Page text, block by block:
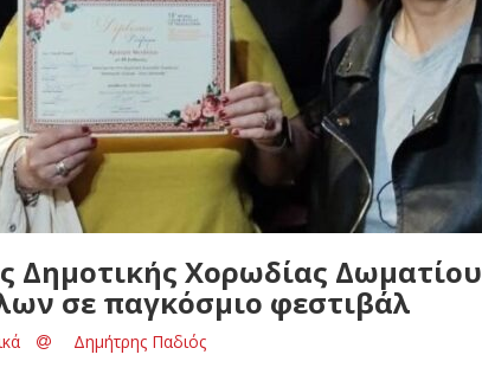
Δημοτικής Χορωδίας Δωματίου
σε παγκόσμιο φεστιβάλ
Δημήτρης Παδιός